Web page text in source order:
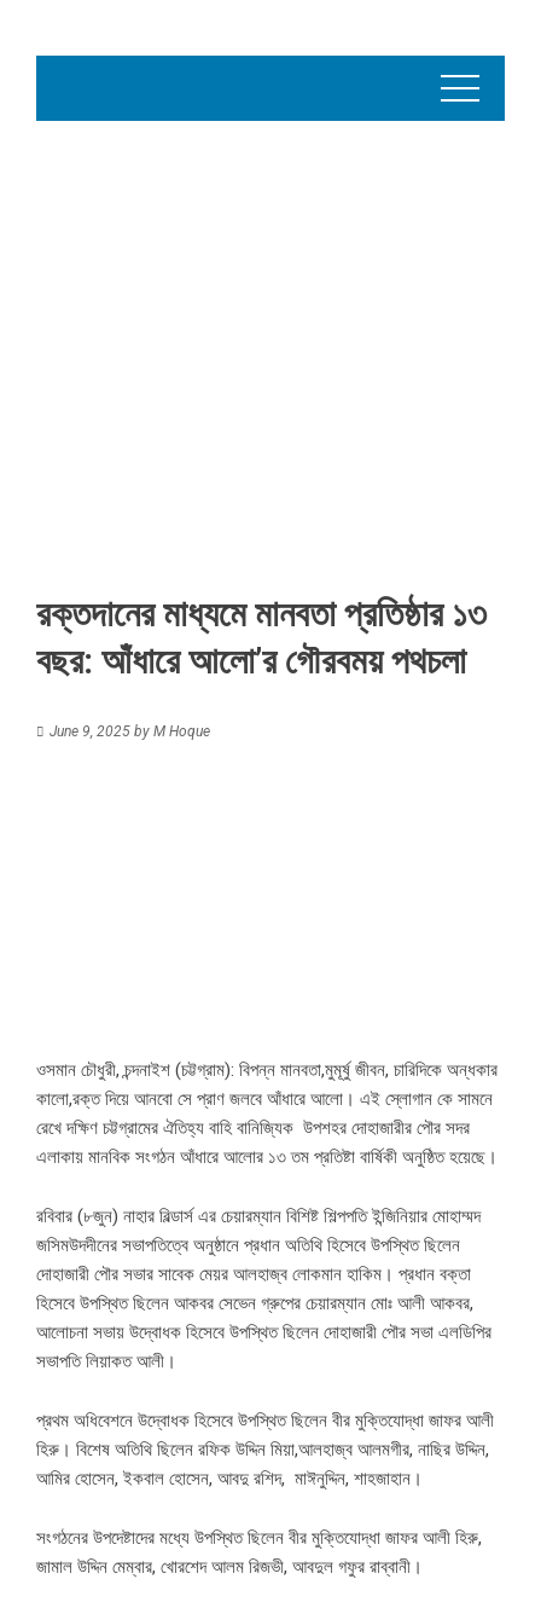
রক্তদানের মাধ্যমে মানবতা প্রতিষ্ঠার ১৩
বছর: আঁধারে আলো’র গৌরবময় পথচলা
June 9, 2025 by M Hoque
ওসমান চৌধুরী, চন্দনাইশ (চট্টগ্রাম): বিপন্ন মানবতা,মুমূর্ষু জীবন, চারিদিকে অন্ধকার
কালো,রক্ত দিয়ে আনবো সে প্রাণ জলবে আঁধারে আলো। এই স্লোগান কে সামনে
রেখে দক্ষিণ চট্টগ্রামের ঐতিহ্য বাহি বানিজ্যিক উপশহর দোহাজারীর পৌর সদর
এলাকায় মানবিক সংগঠন আঁধারে আলোর ১৩ তম প্রতিষ্টা বার্ষিকী অনুষ্ঠিত হয়েছে।
রবিবার (৮জুন) নাহার বিল্ডার্স এর চেয়ারম্যান বিশিষ্ট শিল্পপতি ইন্জিনিয়ার মোহাম্মদ
জসিমউদদীনের সভাপতিত্বে অনুষ্ঠানে প্রধান অতিথি হিসেবে উপস্থিত ছিলেন
দোহাজারী পৌর সভার সাবেক মেয়র আলহাজ্ব লোকমান হাকিম। প্রধান বক্তা
হিসেবে উপস্থিত ছিলেন আকবর সেভেন গ্রুপের চেয়ারম্যান মোঃ আলী আকবর,
আলোচনা সভায় উদ্বোধক হিসেবে উপস্থিত ছিলেন দোহাজারী পৌর সভা এলডিপির
সভাপতি লিয়াকত আলী।
প্রথম অধিবেশনে উদ্বোধক হিসেবে উপস্থিত ছিলেন বীর মুক্তিযোদ্ধা জাফর আলী
হিরু। বিশেষ অতিথি ছিলেন রফিক উদ্দিন মিয়া,আলহাজ্ব আলমগীর, নাছির উদ্দিন,
আমির হোসেন, ইকবাল হোসেন, আবদু রশিদ, মাঈনুদ্দিন, শাহজাহান।
সংগঠনের উপদেষ্টাদের মধ্যে উপস্থিত ছিলেন বীর মুক্তিযোদ্ধা জাফর আলী হিরু,
জামাল উদ্দিন মেম্বার, খোরশেদ আলম রিজভী, আবদুল গফুর রাব্বানী।